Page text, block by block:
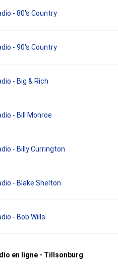
- 80's Country
- 90's Country
- Big & Rich
- Bill Monroe
- Billy Currington
- Blake Shelton
- Bob Wills
en ligne - Tillsonburg